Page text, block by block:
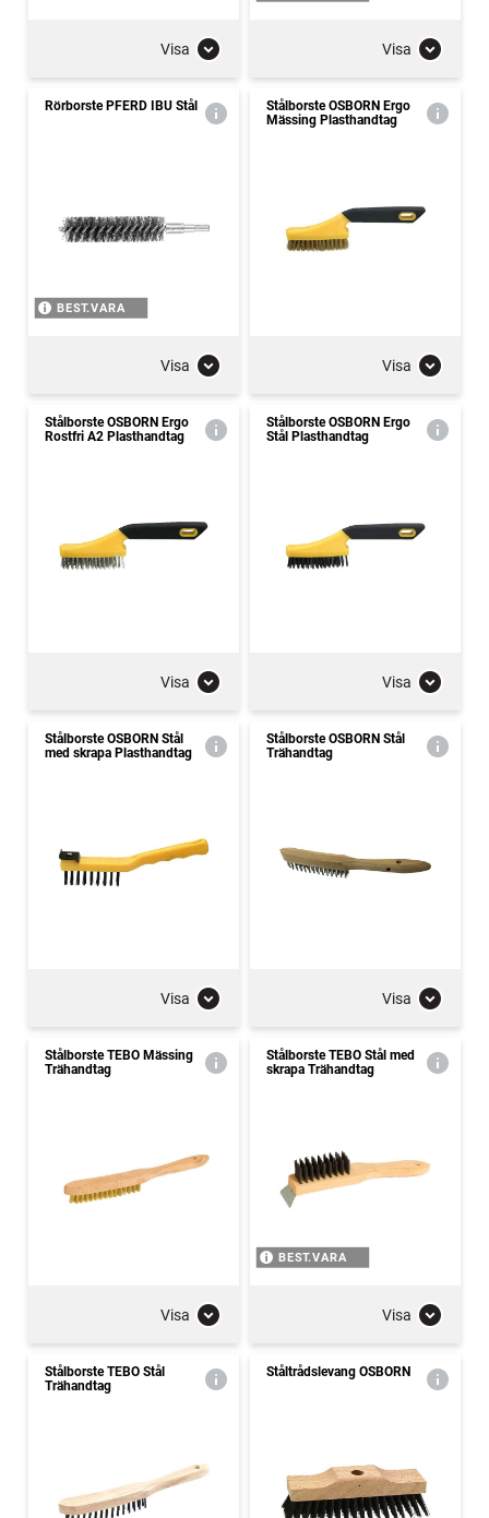
Visa Visa
Rörborste PFERD IBU Stål
BEST.VARA
Visa
Stålborste OSBORN Ergo
Mässing Plasthandtag
Visa
Stålborste OSBORN Ergo
Rostfri A2 Plasthandtag
Visa
Stålborste OSBORN Ergo
Stål Plasthandtag
Visa
Stålborste OSBORN Stål
med skrapa Plasthandtag
Visa
Stålborste OSBORN Stål
Trähandtag
Visa
Stålborste TEBO Mässing
Trähandtag
Visa
Stålborste TEBO Stål med
skrapa Trähandtag
BEST.VARA
Visa
Stålborste TEBO Stål
Trähandtag
Ståltrådslevang OSBORN